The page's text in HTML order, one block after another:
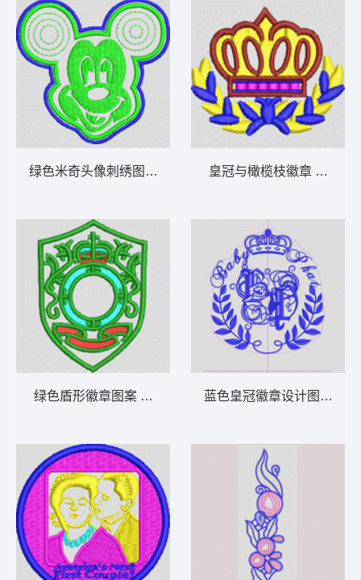
绿色米奇头像刺绣图案 米奇
绿色盾形徽章图案 章仔
皇冠与橄榄枝徽章 王冠
蓝色皇冠徽章设计图 字母